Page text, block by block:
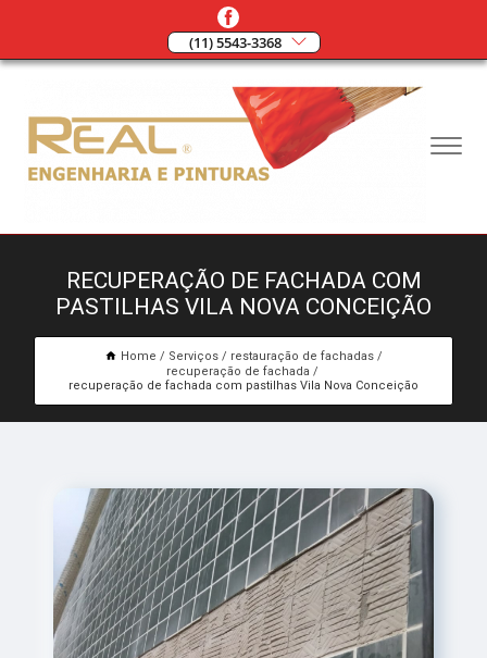
(11) 5543-3368
RECUPERAÇÃO DE FACHADA COM
PASTILHAS VILA NOVA CONCEIÇÃO
Home Serviços
restauração de fachadas
recuperação de fachada
recuperação de fachada com pastilhas Vila Nova Conceição